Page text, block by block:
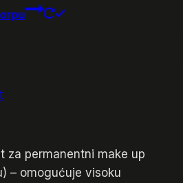
za permanentni make up
– omogućuje visoku